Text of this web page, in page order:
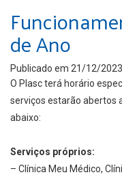
de Ano
Publicado em 21/12/2023
O Plasc terá horário
serviços estarão abertos
abaixo:
Serviços próprios:
– Clínica Meu Médico,